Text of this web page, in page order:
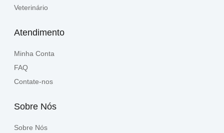
Veterinário
Atendimento
Minha Conta
FAQ
Contate-nos
Sobre Nós
Sobre Nós